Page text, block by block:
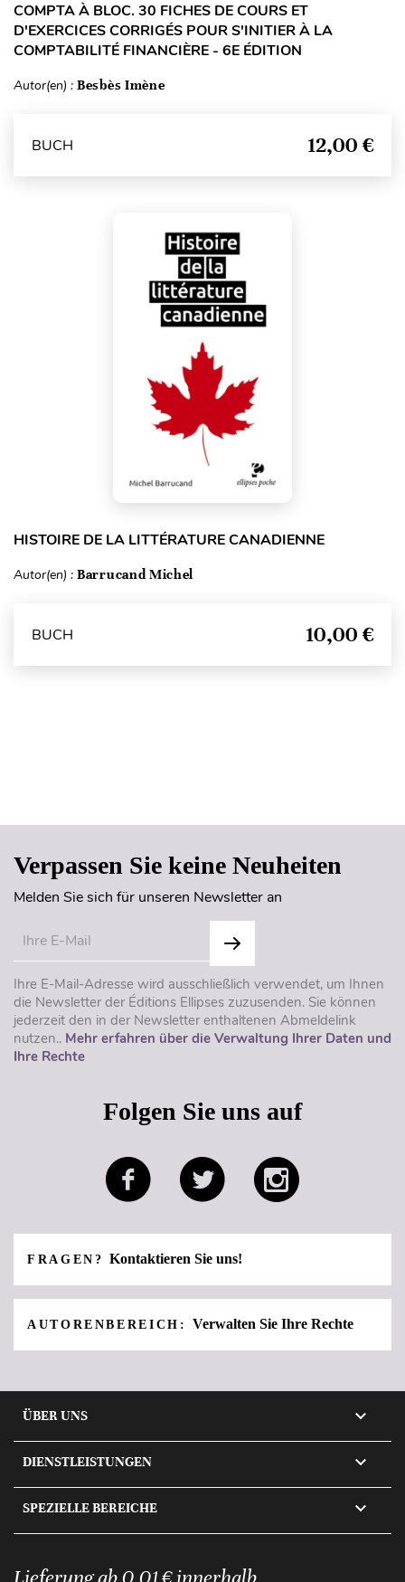
COMPTA À BLOC. 30 FICHES DE COURS ET
D'EXERCICES CORRIGÉS POUR S'INITIER À LA
COMPTABILITÉ FINANCIÈRE - 6E ÉDITION
Autor(en) : Besbès Imène
BUCH 12,00 €
HISTOIRE DE LA LITTÉRATURE CANADIENNE
Autor(en) : Barrucand Michel
BUCH 10,00 €
Verpassen Sie keine Neuheiten
Melden Sie sich für unseren Newsletter an
Ihre E-Mail-Adresse wird ausschließlich verwendet, um Ihnen
die Newsletter der Éditions Ellipses zuzusenden. Sie können
jederzeit den in der Newsletter enthaltenen Abmeldelink
nutzen.. Mehr erfahren über die Verwaltung Ihrer Daten und
Ihre Rechte
Folgen Sie uns auf
FRAGEN?Kontaktieren Sie uns!
AUTORENBEREICH: Verwalten Sie Ihre Rechte
ÜBER UNS 
DIENSTLEISTUNGEN 
SPEZIELLE BEREICHE 
Lieferung ab 0,01 € innerhalb